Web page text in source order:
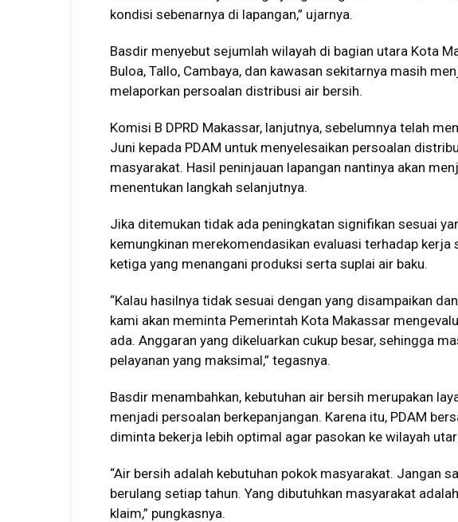
kondisi sebenarnya di lapangan,” ujarnya.
Basdir menyebut sejumlah wilayah di bagian utara Kota
Buloa, Tallo, Cambaya, dan kawasan sekitarnya masih
melaporkan persoalan distribusi air bersih.
Komisi B DPRD Makassar, lanjutnya, sebelumnya telah
Juni kepada PDAM untuk menyelesaikan persoalan
masyarakat. Hasil peninjauan lapangan nantinya akan
menentukan langkah selanjutnya.
Jika ditemukan tidak ada peningkatan signifikan sesuai
kemungkinan merekomendasikan evaluasi terhadap kerja
ketiga yang menangani produksi serta suplai air baku.
“Kalau hasilnya tidak sesuai dengan yang disampaikan
kami akan meminta Pemerintah Kota Makassar
ada. Anggaran yang dikeluarkan cukup besar, sehingga
pelayanan yang maksimal,” tegasnya.
Basdir menambahkan, kebutuhan air bersih merupakan
menjadi persoalan berkepanjangan. Karena itu, PDAM
diminta bekerja lebih optimal agar pasokan ke wilayah
“Air bersih adalah kebutuhan pokok masyarakat. Jangan
berulang setiap tahun. Yang dibutuhkan masyarakat
klaim,” pungkasnya.